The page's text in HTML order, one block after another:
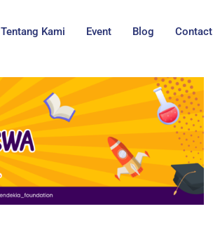
Tentang Kami Event Blog Contact